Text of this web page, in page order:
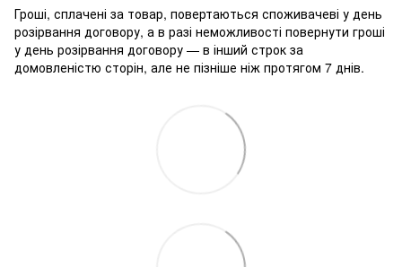
Гроші, сплачені за товар, повертаються споживачеві у день
розірвання договору, а в разі неможливості повернути гроші
у день розірвання договору — в інший строк за
домовленістю сторін, але не пізніше ніж протягом 7 днів.